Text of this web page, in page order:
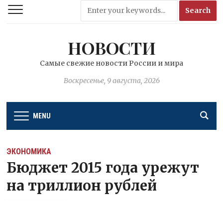
НОВОСТИ
Самые свежие новости России и мира
Воскресенье, 9 августа, 2026
MENU
ЭКОНОМИКА
Бюджет 2015 года урежут
на триллион рублей